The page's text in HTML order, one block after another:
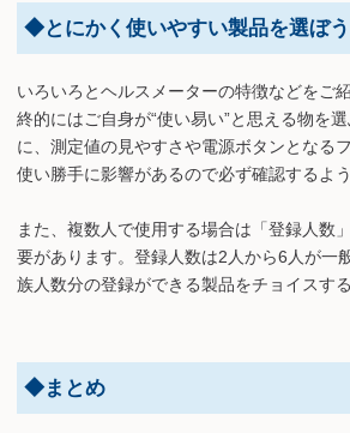
◆とにかく使いやすい製品を選ぼう
いろいろとヘルスメーターの特徴などをご
終的にはご自身が“使い易い”と思える物を
に、測定値の見やすさや電源ボタンとなる
使い勝手に影響があるので必ず確認するよ
また、複数人で使用する場合は「登録人数
要があります。登録人数は2人から6人が一
族人数分の登録ができる製品をチョイスす
◆まとめ